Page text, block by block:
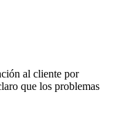
al cliente por
que los problemas